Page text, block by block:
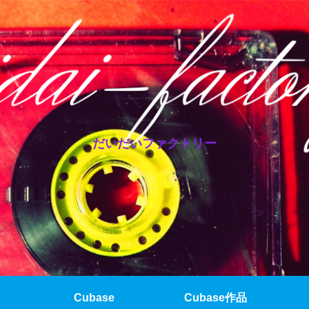
だいだいファクトリー
Cubase Cubase作品